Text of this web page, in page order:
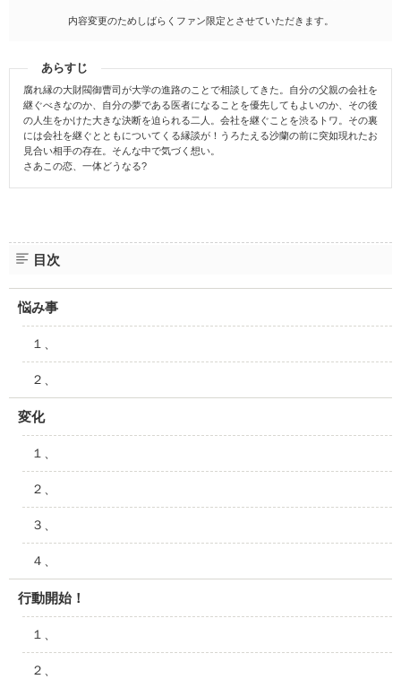
内容変更のためしばらくファン限定とさせていただきます。
あらすじ
腐れ縁の大財閥御曹司が大学の進路のことで相談してきた。自分の父親の会社を
継ぐべきなのか、自分の夢である医者になることを優先してもよいのか、その後
の人生をかけた大きな決断を迫られる二人。会社を継ぐことを渋るトワ。その裏
には会社を継ぐとともについてくる縁談が！うろたえる沙蘭の前に突如現れたお
見合い相手の存在。そんな中で気づく想い。
さあこの恋、一体どうなる?
目次
悩み事
１、
２、
変化
１、
２、
３、
４、
行動開始！
１、
２、